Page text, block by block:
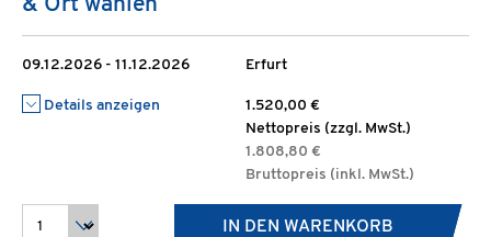
& Ort wählen
09.12.2026 - 11.12.2026 Erfurt
Details anzeigen
1.520,00 €
Nettopreis (zzgl. MwSt.)
1.808,80 €
Bruttopreis (inkl. MwSt.)
IN DEN WARENKORB